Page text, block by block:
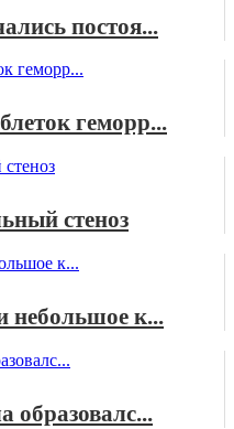
постоя...
геморр...
стеноз
небольшое к...
образовалс...